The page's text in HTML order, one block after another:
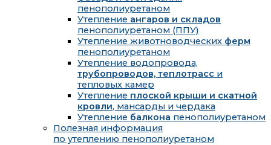
пенополиуретаном
Утепление ангаров и складов
пенополиуретаном (ППУ)
Утепление животноводческих ферм
пенополиуретаном
Утепление водопровода,
трубопроводов, теплотрасс и
тепловых камер
Утепление плоской крыши и скатной
кровли, мансарды и чердака
Утепление балкона пенополиуретаном
Полезная информация
по утеплению пенополиуретаном